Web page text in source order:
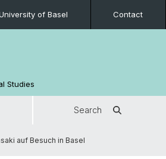
of Basel Contact
Studies
Search
auf Besuch in Basel